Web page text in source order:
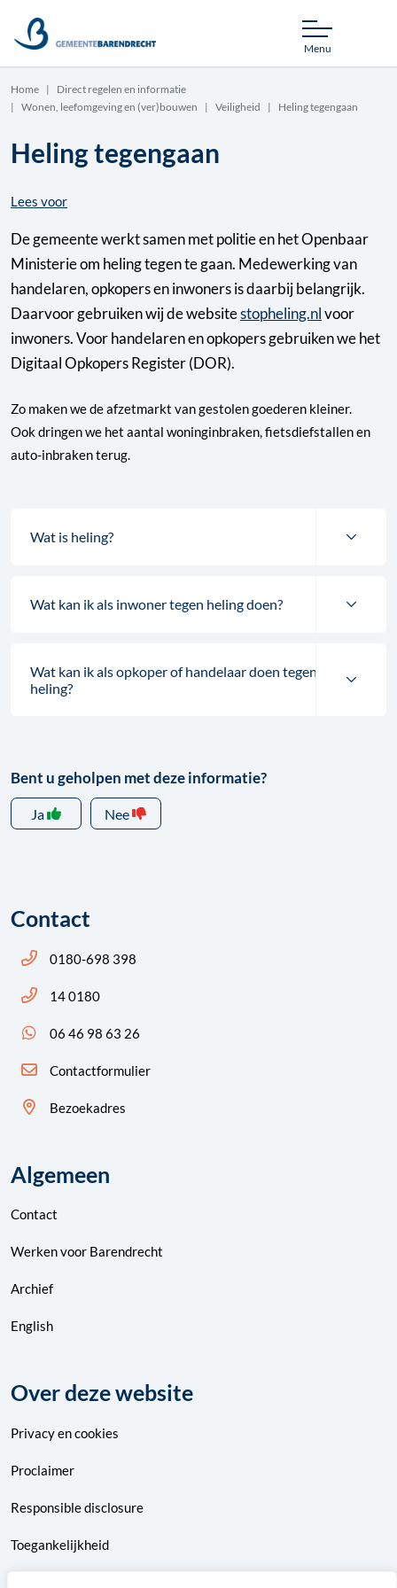
Menu
Home
Direct regelen en informatie
Wonen, leefomgeving en (ver)bouwen
Veiligheid Heling tegengaan
Heling tegengaan
Lees voor
De gemeente werkt samen met politie en het Openbaar
Ministerie om heling tegen te gaan. Medewerking van
handelaren, opkopers en inwoners is daarbij belangrijk.
Daarvoor gebruiken wij de websitestopheling.nlvoor
inwoners. Voor handelaren en opkopers gebruiken we het
Digitaal Opkopers Register (DOR).
Zo maken we de afzetmarkt van gestolen goederen kleiner.
Ook dringen we het aantal woninginbraken, fietsdiefstallen en
auto-inbraken terug.
Wat is heling?
Wat kan ik als inwoner tegen heling doen?
Wat kan ik als opkoper of handelaar doen tegen
heling?
Bent u geholpen met deze informatie?
Ja Nee
Contact
Bel ons: 14 0180
0180-698 398
Bel ons: 14 0180
14 0180
App ons: 06 46 98 63 26 (WhatsApp)
06 46 98 63 26
Contactformulier
Bezoekadres
Algemeen
Contact
Werken voor Barendrecht
Archief
English
Over deze website
Privacyencookies
Proclaimer
Responsible disclosure
Toegankelijkheid